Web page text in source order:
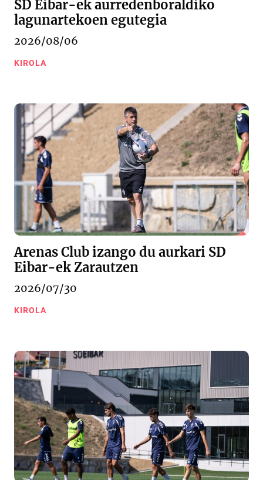
SD Eibar-ek aurredenboraldiko
lagunartekoen egutegia
2026/08/06
KIROLA
Arenas Club izango du aurkari SD
Eibar-ek Zarautzen
2026/07/30
KIROLA